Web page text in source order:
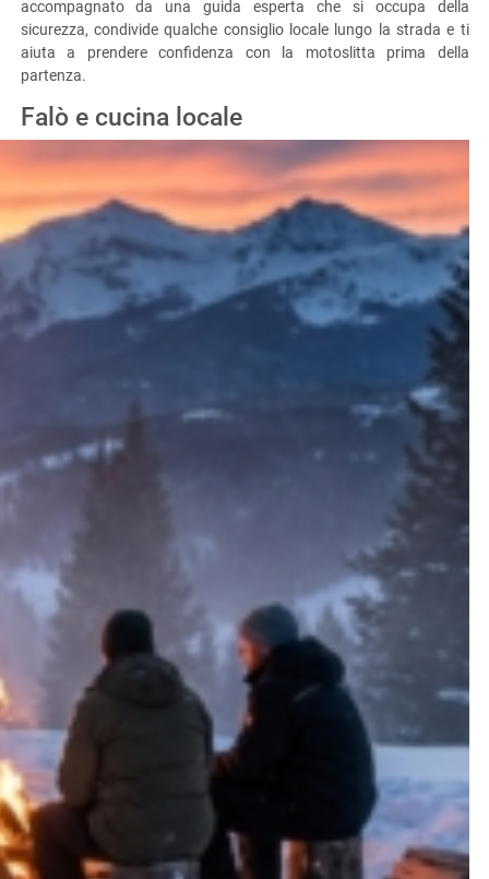
accompagnato da una guida esperta che si occupa della
sicurezza, condivide qualche consiglio locale lungo la strada e ti
aiuta a prendere confidenza con la motoslitta prima della
partenza.
Falò e cucina locale